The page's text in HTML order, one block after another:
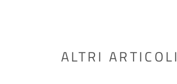
ALTRI ARTICOLI